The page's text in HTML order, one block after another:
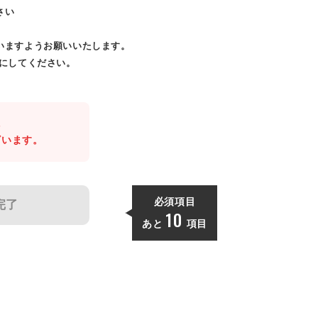
い
すようお願いいたします。
してください。
ます。
了 必須項目
あと 10 項目